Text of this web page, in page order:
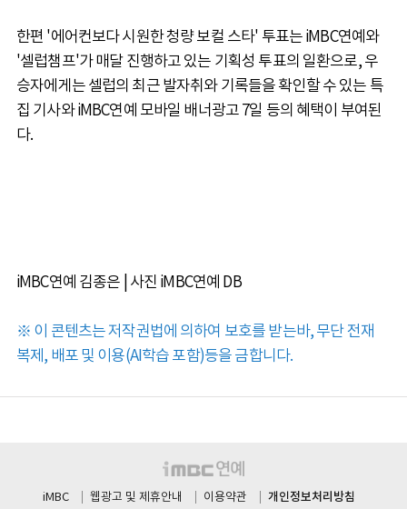
한편 '에어컨보다 시원한 청량 보컬 스타' 투표는 iMBC연예와
'셀럽챔프'가 매달 진행하고 있는 기획성 투표의 일환으로, 우
승자에게는 셀럽의 최근 발자취와 기록들을 확인할 수 있는 특
집 기사와 iMBC연예 모바일 배너광고 7일 등의 혜택이 부여된
다.
iMBC연예 김종은 | 사진 iMBC연예 DB
※ 이 콘텐츠는 저작권법에 의하여 보호를 받는바, 무단 전재
복제, 배포 및 이용(AI학습 포함)등을 금합니다.
iMBC 웹광고 및 제휴안내 이용약관 개인정보처리방침